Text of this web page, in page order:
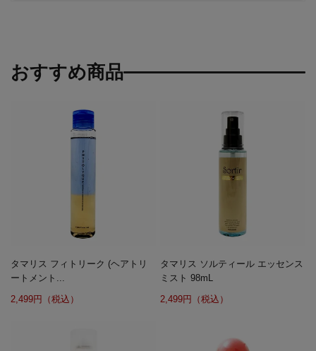
おすすめ商品
タマリス フィトリーク (ヘアトリ
ートメント...
2,499円（税込）
タマリス ソルティール エッセンス
ミスト 98mL
2,499円（税込）